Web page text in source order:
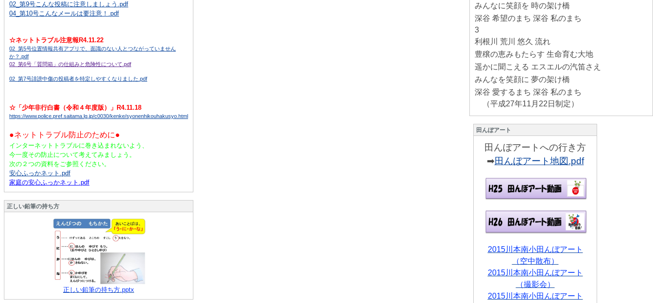
02_第9号こんな投稿に注意しましょう.pdf
04_第10号こんなメールは要注意！.pdf
☆ネットトラブル注意報R4.11.22
02_第5号位置情報共有アプリで、面識のない人とつながっていません
か？.pdf
02_第6号「質問箱」の仕組みと危険性について.pdf
02_第7号誹謗中傷の投稿者を特定しやすくなりました.pdf
☆「少年非行白書（令和４年度版）」R4.11.18
https://www.police.pref.saitama.lg.jp/c0030/kenke/syonenhikouhakusyo.html
●ネットトラブル防止のために●
インターネットトラブルに巻き込まれないよう、
今一度その防止について考えてみましょう。
次の２つの資料をご参照ください。
安心ふっかネット.pdf
家庭の安心ふっかネット.pdf
正しい鉛筆の持ち方
正しい鉛筆の持ち方.pptx
みんなに笑顔を 時の架け橋
深谷 希望のまち 深谷 私のまち
3
利根川 荒川 悠久 流れ
豊穣の恵みもたらす 生命育む大地
遥かに聞こえる エスエルの汽笛さえ
みんなを笑顔に 夢の架け橋
深谷 愛するまち 深谷 私のまち
（平成27年11月22日制定）
田んぼアート
田んぼアートへの行き方
➡田んぼアート地図.pdf
2015川本南小田んぼアート
（空中散布）
2015川本南小田んぼアート
（撮影会）
2015川本南小田んぼアート